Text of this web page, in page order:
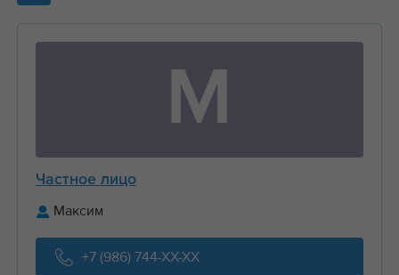
М
Частное лицо
Максим
+7 (986) 744-XX-XX